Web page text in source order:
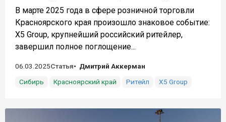
В марте 2025 года в сфере розничной торговли
Красноярского края произошло знаковое событие:
X5 Group, крупнейший российский ритейлер,
завершил полное поглощение...
06.03.2025Статья
Дмитрий Аккерман
Сибирь
Красноярский край Ритейл X5 Group